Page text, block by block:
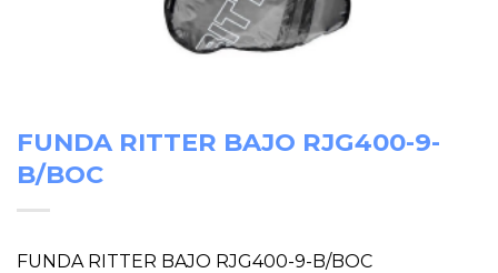
FUNDA RITTER BAJO RJG400-9-
B/BOC
FUNDA RITTER BAJO RJG400-9-B/BOC